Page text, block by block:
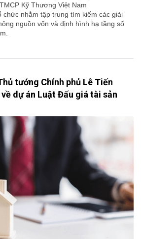
Kỹ Thương Việt Nam
chức nhằm tập trung tìm kiếm các giải
nguồn vốn và định hình hạ tầng số
tướng Chính phủ Lê Tiến
dự án Luật Đấu giá tài sản